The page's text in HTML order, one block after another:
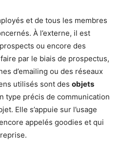
et de tous les membres
À l’externe, il est
ou encore des
par le biais de prospectus,
d’emailing ou des réseaux
utilisés sont des objets
type précis de communication
Elle s’appuie sur l’usage
appelés goodies et qui